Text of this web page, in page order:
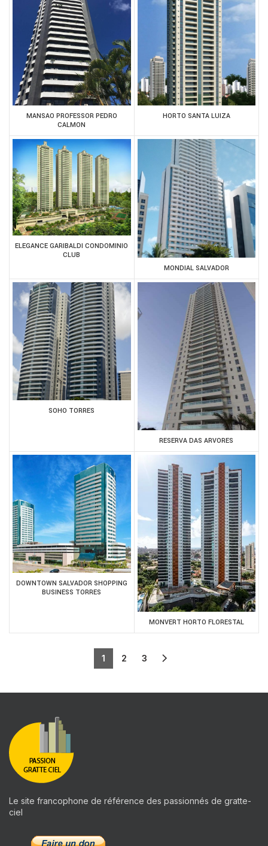
MANSAO PROFESSOR PEDRO
CALMON
HORTO SANTA LUIZA
ELEGANCE GARIBALDI CONDOMINIO
CLUB
MONDIAL SALVADOR
SOHO TORRES
RESERVA DAS ARVORES
DOWNTOWN SALVADOR SHOPPING
BUSINESS TORRES
MONVERT HORTO FLORESTAL
1 2 3
Le site francophone de référence des passionnés de gratte-
ciel